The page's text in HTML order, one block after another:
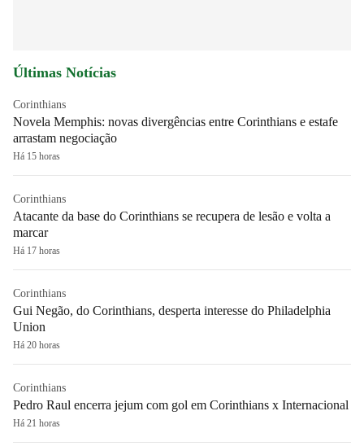
Últimas Notícias
Corinthians
Novela Memphis: novas divergências entre Corinthians e estafe
arrastam negociação
Há 15 horas
Corinthians
Atacante da base do Corinthians se recupera de lesão e volta a
marcar
Há 17 horas
Corinthians
Gui Negão, do Corinthians, desperta interesse do Philadelphia
Union
Há 20 horas
Corinthians
Pedro Raul encerra jejum com gol em Corinthians x Internacional
Há 21 horas